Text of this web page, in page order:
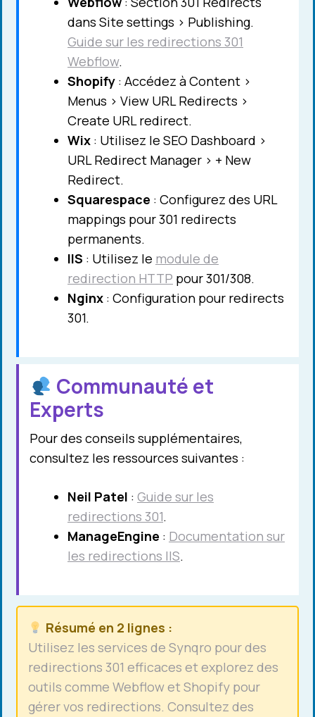
dans Site settings > Publishing.
Guide sur les redirections 301
Webflow.
Shopify : Accédez à Content >
Menus > View URL Redirects >
Create URL redirect.
Wix : Utilisez le SEO Dashboard >
URL Redirect Manager > + New
Redirect.
Squarespace : Configurez des URL
mappings pour 301 redirects
permanents.
IIS : Utilisez le module de
redirection HTTP pour 301/308.
Nginx : Configuration pour redirects
301.
Communauté et
Experts
Pour des conseils supplémentaires,
consultez les ressources suivantes :
Neil Patel : Guide sur les
redirections 301.
ManageEngine : Documentation sur
les redirections IIS.
Résumé en 2 lignes :
Utilisez les services de Synqro pour des
redirections 301 efficaces et explorez des
outils comme Webflow et Shopify pour
gérer vos redirections. Consultez des